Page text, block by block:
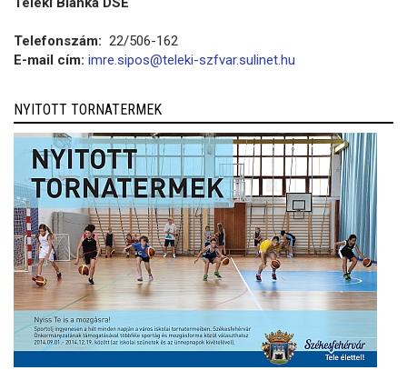
Telefonszám: 22/506-162
E-mail cím: imre.sipos@teleki-szfvar.sulinet.hu
NYITOTT TORNATERMEK